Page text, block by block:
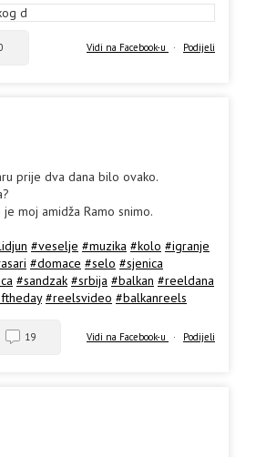
Vidi na Facebook-u · Podijeli
prije dva dana bilo ovako.
moj amidža Ramo snimo.
#veselje #muzika #kolo #igranje
#domace #selo #sjenica
#sandzak #srbija #balkan #reeldana
#reelsvideo #balkanreels
Vidi na Facebook-u · Podijeli
19